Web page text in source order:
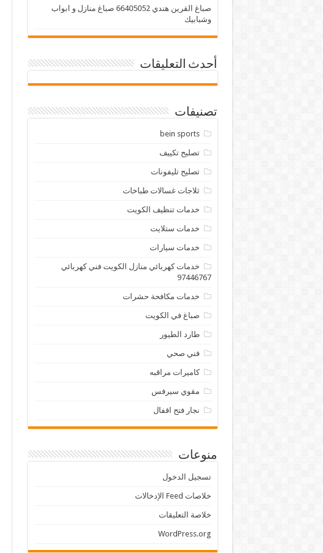
صباغ القرين هندي 66405052 صباغ منازل و ابواب
وشبابيك
أحدث التعليقات
تصنيفات
bein sports
تصليح تكييف
تصليح تليفونات
ثلاجات غسالات طباخات
خدمات تنظيف الكويت
خدمات ستلايت
خدمات سيارات
خدمات كهربائي منازل الكويت فني كهربائي
97446767
خدمات مكافحة حشرات
صباغ في الكويت
طارد الطيور
فني صحي
كاميرات مراقبه
مقوي سيرفس
نجار فتح اقفال
منوعات
تسجيل الدخول
خلاصات Feed الإدخالات
خلاصة التعليقات
WordPress.org